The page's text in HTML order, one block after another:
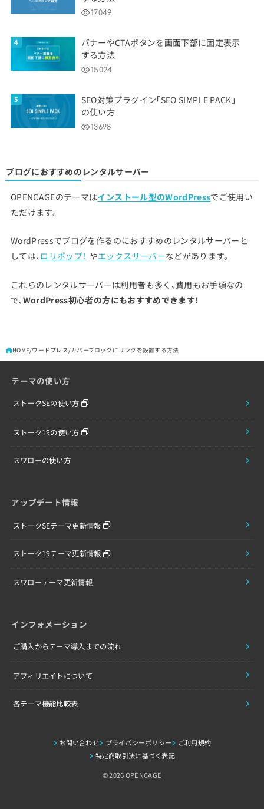
17049
バナーやCTAボタンを画面下部に固定表示
する方法
15024
SEO対策プラグイン「SEO SIMPLE PACK」
の使い方
13698
ブログにおすすめのレンタルサーバー
OPENCAGEのテーマはインストール型のWordPressでご使用い
ただけます。
WordPressでブログを作るのにおすすめのレンタルサーバーと
しては、 ロリポップ！ やエックスサーバーなどがあります。
これらのレンタルサーバーは利用者も多く、費用もお手頃なの
で、 WordPress初心者の方にもおすすめできます！
HOME ワードプレス カバーブロックにリンクを設置する方法
テーマの使い方
ストークSEの使い方
ストーク19の使い方
スワローの使い方
アップデート情報
ストークSEテーマ更新情報
ストーク19テーマ更新情報
スワローテーマ更新情報
インフォメーション
ご購入からテーマ導入までの流れ
アフィリエイトについて
各テーマ機能比較表
お問い合わせ プライバシーポリシー
ご利用規約
特定商取引法に基づく表記
© 2026 OPENCAGE